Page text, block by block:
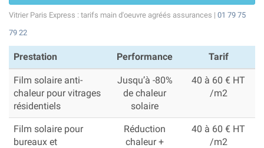
Vitrier Paris Express : tarifs main d'oeuvre agréés assurances | 01 79 75
79 22
Prestation Performance Tarif
Film solaire anti-
chaleur pour vitrages
résidentiels
Jusqu’à -80%
de chaleur
solaire
40 à 60 € HT
/m2
Film solaire pour
bureaux et
Réduction
chaleur +
40 à 60 € HT
/m2